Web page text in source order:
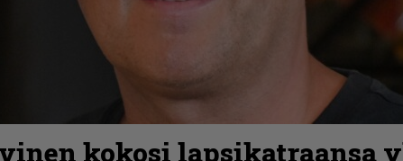
kokosi lapsikatraansa